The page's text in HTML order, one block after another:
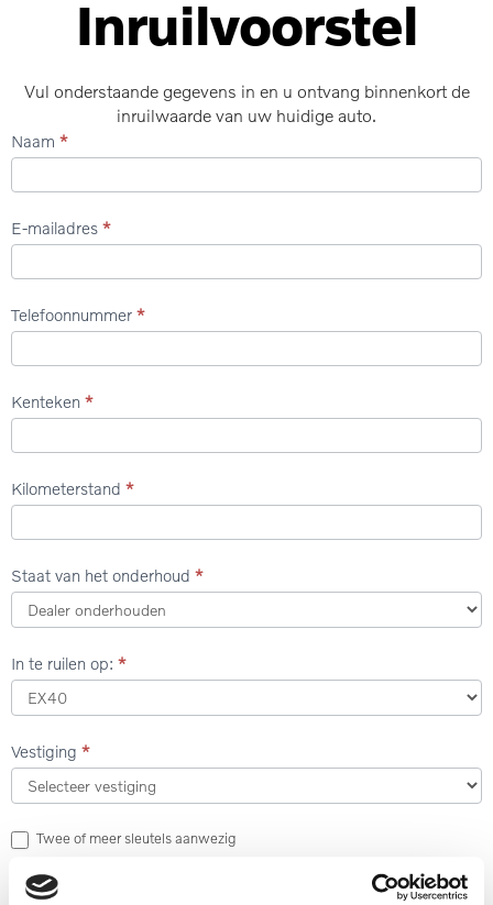
Inruilvoorstel
Vul onderstaande gegevens in en u ontvang binnenkort de
inruilwaarde van uw huidige auto.
Inruilvoorstel
Naam *
E-mailadres *
Telefoonnummer *
Kenteken *
Kilometerstand *
Staat van het onderhoud *
In te ruilen op: *
te
ruilen
op:
Vestiging *
Twee of meer sleutels aanwezig